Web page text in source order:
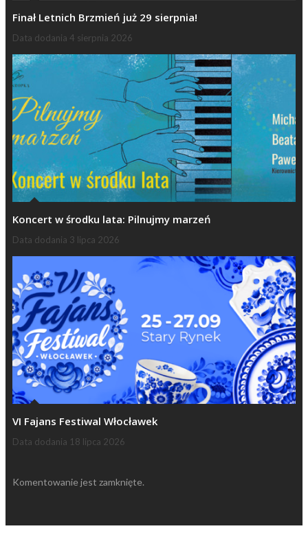
Finał Letnich Brzmień już 29 sierpnia!
Data dodania 4 sierpnia 2026
Koncert w środku lata: Pilnujmy marzeń
Data dodania 3 lipca 2026
VI Fajans Festiwal Włocławek
Data dodania 18 lipca 2026
Komentowanie jest zamknięte.